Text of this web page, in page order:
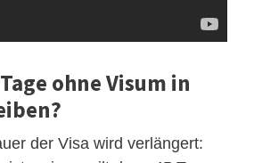
ohne Visum in
der Visa wird verlängert: